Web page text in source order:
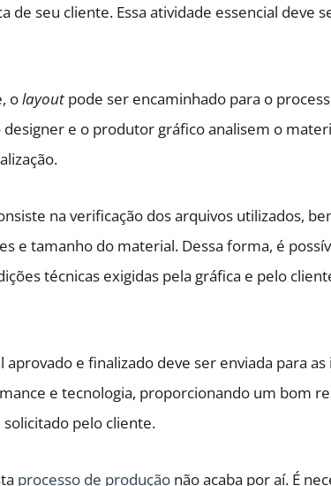
de seu cliente. Essa atividade essencial deve
olayout pode ser encaminhado para o
designer e o produtor gráfico analisem o
na verificação dos arquivos utilizados,
e tamanho do material. Dessa forma, é
técnicas exigidas pela gráfica e pelo
e finalizado deve ser enviada para
e tecnologia, proporcionando um bom
pelo cliente.
processo de produção não acaba por aí. É